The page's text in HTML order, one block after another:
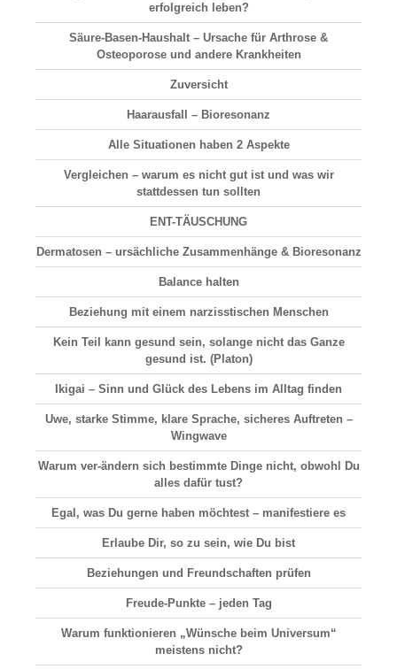
erfolgreich leben?
Säure-Basen-Haushalt – Ursache für Arthrose &
Osteoporose und andere Krankheiten
Zuversicht
Haarausfall – Bioresonanz
Alle Situationen haben 2 Aspekte
Vergleichen – warum es nicht gut ist und was wir
stattdessen tun sollten
ENT-TÄUSCHUNG
Dermatosen – ursächliche Zusammenhänge & Bioresonanz
Balance halten
Beziehung mit einem narzisstischen Menschen
Kein Teil kann gesund sein, solange nicht das Ganze
gesund ist. (Platon)
Ikigai – Sinn und Glück des Lebens im Alltag finden
Uwe, starke Stimme, klare Sprache, sicheres Auftreten –
Wingwave
Warum ver-ändern sich bestimmte Dinge nicht, obwohl Du
alles dafür tust?
Egal, was Du gerne haben möchtest – manifestiere es
Erlaube Dir, so zu sein, wie Du bist
Beziehungen und Freundschaften prüfen
Freude-Punkte – jeden Tag
Warum funktionieren „Wünsche beim Universum“
meistens nicht?